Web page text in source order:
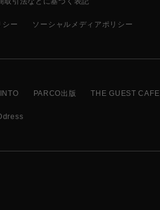
シー ソーシャルメディアポリシー
PARCO出版 THE GUEST CAFE